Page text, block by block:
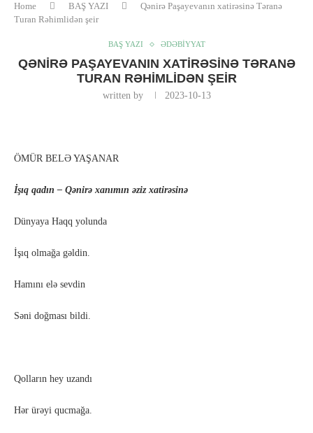
Home BAŞ YAZI
Qənirə Paşayevanın xatirəsinə Təranə
Turan Rəhimlidən şeir
BAŞ YAZI ƏDƏBİYYAT
QƏNIRƏ PAŞAYEVANIN XATIRƏSINƏ TƏRANƏ
TURAN RƏHIMLIDƏN ŞEIR
written by 2023-10-13
ÖMÜR BELƏ YAŞANAR
İşıq qadın – Qənirə xanımın əziz xatirəsinə
Dünyaya Haqq yolunda
İşıq olmağa gəldin.
Hamını elə sevdin
Səni doğması bildi.
Qolların hey uzandı
Hər ürəyi qucmağa.